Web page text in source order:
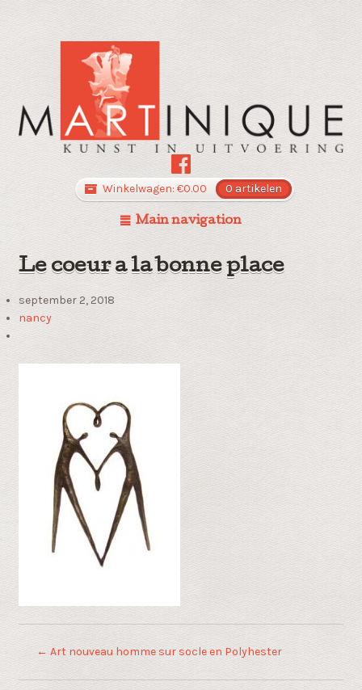
Winkelwagen: €0.00 0 artikelen
Main navigation
Le coeur a la bonne place
september 2, 2018
nancy
← Art nouveau homme sur socle en Polyhester